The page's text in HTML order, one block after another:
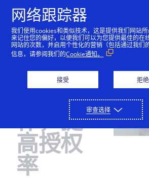
支付解决方案
少欺诈和保护支付数据。
接受网上、销售点以及呼叫中心的付款
欺诈和风险管理
帮助最大限度地减少欺诈损失并增加收
支付安全
合作伙伴
金融服务公司
我们通过金融合作伙伴提供解决方案。
技术合作伙伴
与领先的技术和基础设施提供商建立联
我们的编码环境为您提供了各种工具
球范围内扩大规模的无摩擦支付解决
详细了解
API 参考资料
联系我们屡获殊荣的客户支持团队，
员。
关于我们
Cybersource 提供一整套在线和面对
Working with Issuers to Improve
与发卡
机构合
作，提
高授权
率
网络跟踪器
我们使用cookies和类似技术，这是提供我们网站
来记住您的偏好，以便我们可以为您提供最佳的在
网站的次数，并启用个性化的营销（包括通过我们
信息，请参阅我们的Cookie通知。
接受 拒
审查选择